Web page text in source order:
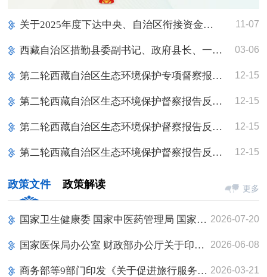
关于2025年度下达中央、自治区衔接资金指标的公示 11-07
西藏自治区措勤县委副书记、政府县长、一级调研员 刘勇刚 03-06
第二轮西藏自治区生态环境保护专项督察报告反馈意见（1-3-2）整改措施验收意见 12-15
第二轮西藏自治区生态环境保护督察报告反馈意见（1-3-4）整改措施销号申请表及整改措施验收意... 12-15
第二轮西藏自治区生态环境保护督察报告反馈意见（1-3-3)整改措施销号申请表及整改措施验收意... 12-15
第二轮西藏自治区生态环境保护督察报告反馈意见（7一3)整改措施销号申请表及整改措施验收意见 12-15
政策文件 政策解读
国家卫生健康委 国家中医药管理局 国家疾病预防控制局关于进一步做好公立医疗卫生机构医用设备集中采购工作的通知 2026-07-20
国家医保局办公室 财政部办公厅关于印发《职工基本医疗保险个人账户跨省共济经办规程（试行）》的通知 2026-06-08
商务部等9部门印发《关于促进旅行服务出口扩大入境消费的政策措施》的通知 2026-03-21
更多